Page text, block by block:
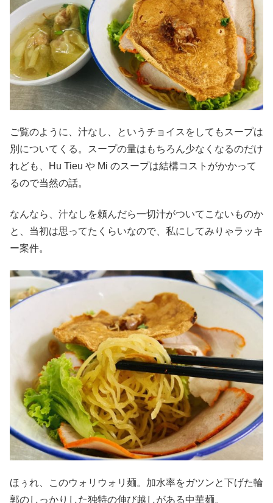
ご覧のように、汁なし、というチョイスをしてもスープは
別についてくる。スープの量はもちろん少なくなるのだけ
れども、Hu Tieu や Mi のスープは結構コストがかかって
るので当然の話。
なんなら、汁なしを頼んだら一切汁がついてこないものか
と、当初は思ってたくらいなので、私にしてみりゃラッキ
ー案件。
ほぅれ、このウォリウォリ麺。加水率をガツンと下げた輪
郭のしっかりした独特の伸び越しがある中華麺。